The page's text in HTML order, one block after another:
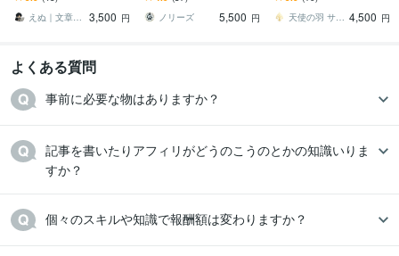
ote｜初心者｜仕組み｜ブ
ログ
えぬ｜文章を起点に売上最大化
3,500 円
識ゼロから出品まで詳し
く解説。
ノリーズ
5,500 円
✅時代に左右されない副業
でコツコツ稼ぐ方法
天使の羽 サリー⭐️ 4,500 円
よくある質問
事前に必要な物はありますか？
記事を書いたりアフィリがどうのこうのとかの知識いりま
すか？